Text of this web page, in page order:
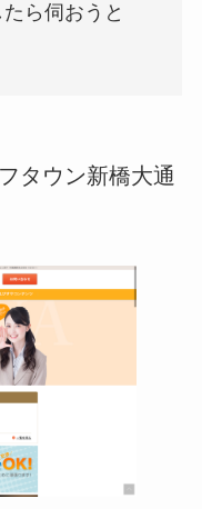
ら伺おうと
タウン新橋大通